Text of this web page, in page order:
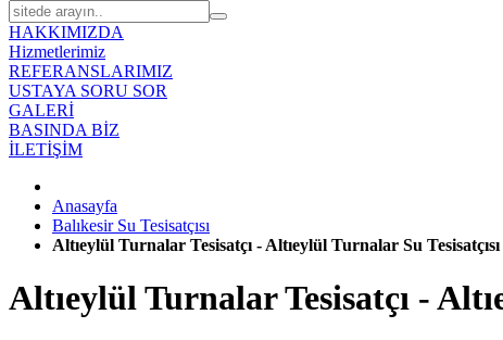
HAKKIMIZDA
Hizmetlerimiz
REFERANSLARIMIZ
USTAYA SORU SOR
GALERİ
BASINDA BİZ
İLETİŞİM
Anasayfa
Balıkesir Su Tesisatçısı
Altıeylül Turnalar Tesisatçı - Altıeylül Turnalar Su Tesisatçısı
Altıeylül Turnalar Tesisatçı -